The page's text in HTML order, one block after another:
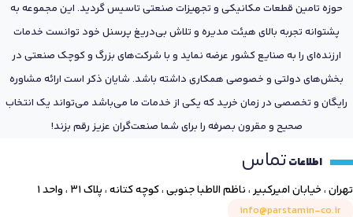
حوزه تامین قطعات مکانیکی و تجهیزات صنعتی تاسیس گردید. این مجموعه به
پشتوانه تجربه بالای هیئت مدیره و تلاش بی‌دریغ پرسنل خود توانست خدمات
ارزنده‌ای را به صنایع کشور عرضه نماید و با شرکت‌های بزرگ و کوچک صنعتی در
بخش‌های دولتی و خصوصی همکاری داشته باشد. شایان ذکر است ارائه مشاوره
رایگان و تخصصی در زمان خرید که یکی از خدمات ما می‌باشد می‌تواند یک انتخاب
صحیح و مقرون بصرفه را برای شما صنعت‌گران عزیز رقم بزند!
اطلاعاتتماس
تهران ، خیابان امیرکبیر ، ناظم الاطبا جنوبی ، کوچه کتانه ، پلاک ۳۱ ، واحد ۱
info@parstamin-co.ir